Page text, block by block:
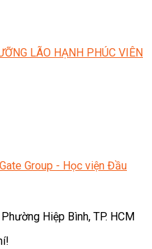
LÃO HẠNH PHÚC VIÊN
Group - Học viện Đầu
Hiệp Bình, TP. HCM